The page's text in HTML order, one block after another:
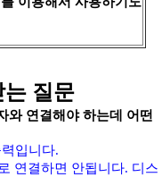
질문
와 연결해야 하는데 어떤
입니다.
연결하면 안됩니다. 디스